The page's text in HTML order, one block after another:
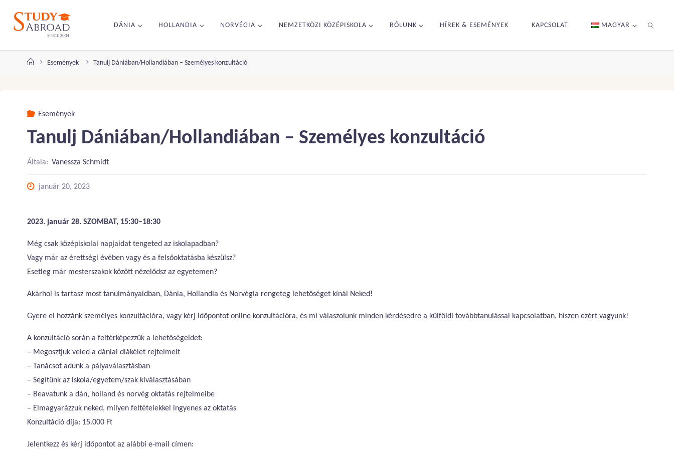
DÁNIA HOLLANDIA NORVÉGIA NEMZETKÖZI KÖZÉPISKOLA RÓLUNK HÍREK & ESEMÉNYEK KAPCSOLAT MAGYAR
KezdőlapEsemények Tanulj Dániában/Hollandiában – Személyes konzultáció
Események
Tanulj Dániában/Hollandiában – Személyes konzultáció
Általa: Vanessza Schmidt
január 20, 2023
2023. január 28. SZOMBAT, 15:30–18:30
Még csak középiskolai napjaidat tengeted az iskolapadban?
Vagy már az érettségi évében vagy és a felsőoktatásba készülsz?
Esetleg már mesterszakok között nézelődsz az egyetemen?
Akárhol is tartasz most tanulmányaidban, Dánia, Hollandia és Norvégia rengeteg lehetőséget kínál Neked!
Gyere el hozzánk személyes konzultációra, vagy kérj időpontot online konzultációra, és mi válaszolunk minden kérdésedre a külföldi továbbtanulással kapcsolatban, hiszen ezért vagyunk!
A konzultáció során a feltérképezzük a lehetőségeidet:
– Megosztjuk veled a dániai diákélet rejtelmeit
– Tanácsot adunk a pályaválasztásban
– Segítünk az iskola/egyetem/szak kiválasztásában
– Beavatunk a dán, holland és norvég oktatás rejtelmeibe
– Elmagyarázzuk neked, milyen feltételekkel ingyenes az oktatás
Konzultáció díja: 15.000 Ft
Jelentkezz és kérj időpontot az alábbi e-mail címen: